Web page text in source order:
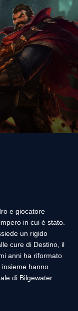
e giocatore
in cui è stato.
un rigido
cure di Destino, il
anni ha riformato
hanno
di Bilgewater.